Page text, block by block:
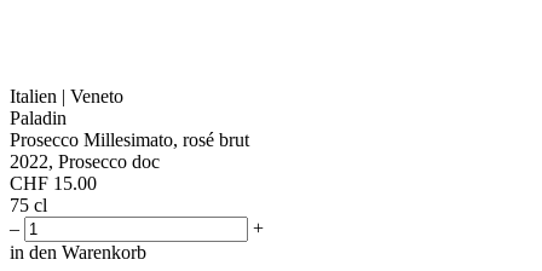
Italien | Veneto
Paladin
Prosecco Millesimato, rosé brut
2022, Prosecco doc
CHF 15.00
75 cl
–
+
in den Warenkorb